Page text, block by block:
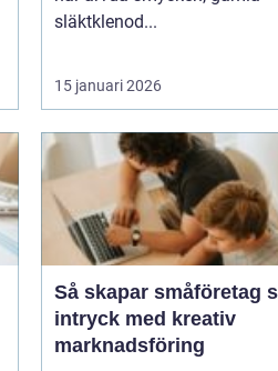
släktklenod...
15 januari 2026
Så skapar småföretag
intryck med kreativ
marknadsföring